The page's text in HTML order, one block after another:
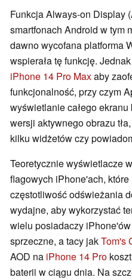
Funkcja Always-on Display
smartfonach Android w tym
dawno wycofana platforma
wspierała tę funkcję.
iPhone 14 Pro Maxaby
funkcjonalność, przy czym
wyświetlanie całego
wersji aktywnego obrazu
kilku widżetów czy
Teoretycznie wyświetlacze
flagowych iPhone'ach,
częstotliwość odświeżania
wydajne, aby wykorzystać
wielu posiadaczy
sprzeczne, a tacy jakTom's
AOD na iPhone 14 Pro
baterii w ciągu dnia. Na